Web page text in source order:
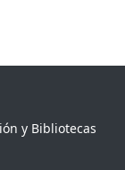
y Bibliotecas